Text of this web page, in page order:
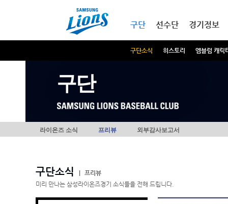
구단
구단소식 히스토리 엠블럼 캐릭
선수단 경기정보
구단
라이온즈 소식 프리뷰 외부감사보고서
구단소식
프리뷰
미리 만나는 삼성라이온즈경기 소식들을 전해 드립니다.